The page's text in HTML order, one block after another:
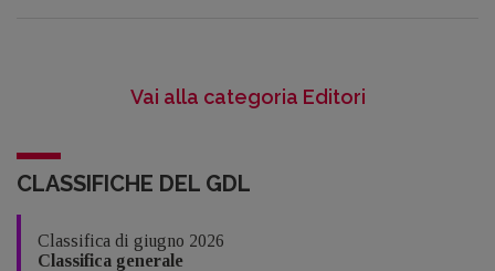
Vai alla categoria Editori
CLASSIFICHE DEL GDL
Classifica di giugno 2026
Classifica generale